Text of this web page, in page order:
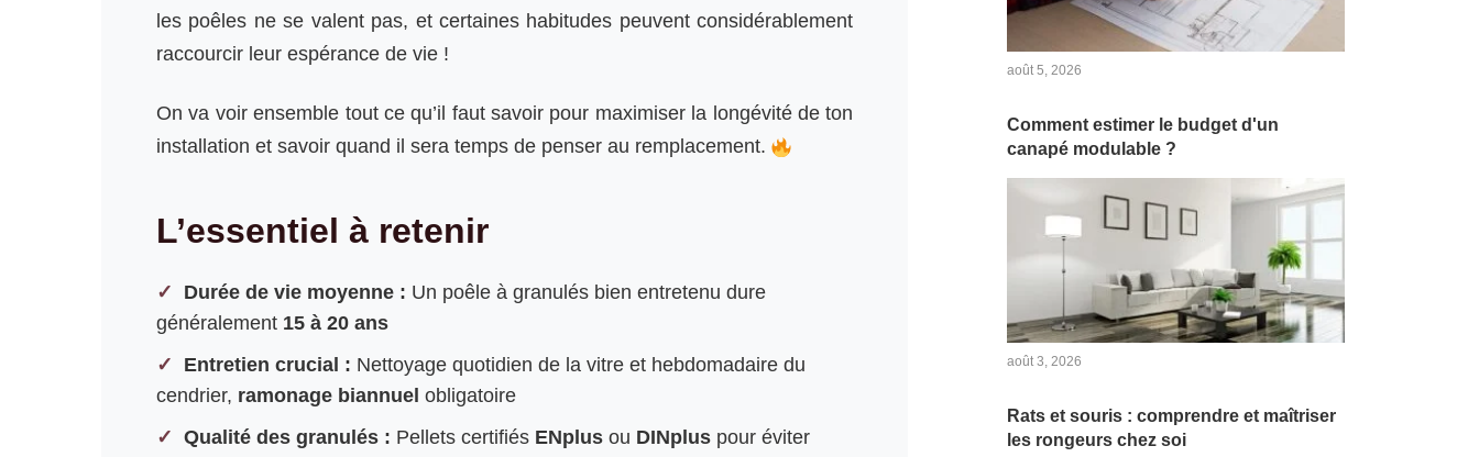
les poêles ne se valent pas, et certaines habitudes peuvent considérablement
raccourcir leur espérance de vie !
On va voir ensemble tout ce qu’il faut savoir pour maximiser la longévité de ton
installation et savoir quand il sera temps de penser au remplacement.
L’essentiel à retenir
Durée de vie moyenne : Un poêle à granulés bien entretenu dure
généralement 15 à 20 ans
Entretien crucial : Nettoyage quotidien de la vitre et hebdomadaire du
cendrier, ramonage biannuel obligatoire
Qualité des granulés : Pellets certifiés ENplus ou DINplus pour éviter
août 5, 2026
Comment estimer le budget d'un
canapé modulable ?
août 3, 2026
Rats et souris : comprendre et maîtriser
les rongeurs chez soi